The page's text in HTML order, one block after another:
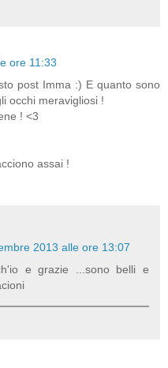
ore 11:33
post Imma :) E quanto sono
occhi meravigliosi !
! <3
assai !
2013 alle ore 13:07
e grazie ...sono belli e